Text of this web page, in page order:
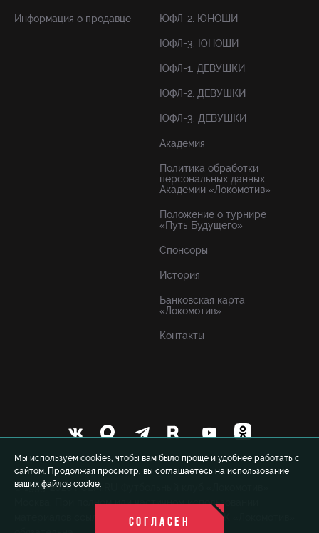
Мы используем cookies, чтобы вам было проще и удобнее работать с
сайтом. Продолжая просмотр, вы соглашаетесь на использование
ваших файлов cookie.
СОГЛАСЕН
Информация о продавце ЮФЛ-2. ЮНОШИ
ЮФЛ-3. ЮНОШИ
ЮФЛ-1. ДЕВУШКИ
ЮФЛ-2. ДЕВУШКИ
ЮФЛ-3. ДЕВУШКИ
Академия
Политика обработки
персональных данных
Академии «Локомотив»
Положение о турнире
«Путь Будущего»
Спонсоры
История
Банковская карта
«Локомотив»
Контакты
© 1999-2026 FCLM.RU Футбольный клуб «Локомотив»
Москва. При полном или частичном использовании
материалов ссылка на официальный сайт ФК «Локомотив»